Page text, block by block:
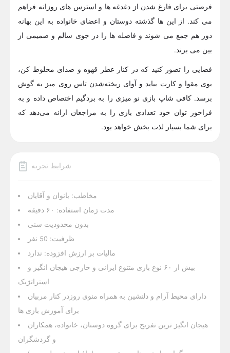
فرصتی برای فارغ شدن از دغدغه ها و استرس های روزانه فراهم
می کند. از این ها گذشته دوستان و اعضای خانواده به این بهانه
دور هم جمع می شوند و فاصله ها را در جوی سالم و صمیمی از
بین می برند.
فضایی را تصور کنید که در کنار عطر قهوه و صدای مخلوط‌ کن،
بوی مقوا و کارت بیاید و آوای ریخته‌شدن تاس روی میز به گوش
برسد. کافی شاپ بازی نو میزی را به بردگیم اختصاص داده و به
فراخور توان خود تعدادی بازی را به مراجعان ارائه می‌دهد که
برای شما بسیار لذت بخش خواهد بود.
شرایط تجربه
مخاطب: بانوان و آقایان
مدت زمان استفاده: ۶۰ دقیقه
بدون محدودیت سنی
ظرفیت: 50 نفر
مالیات بر ارزش افزوده: ندارد
بیش از ۶۰ نوع بازی متنوع ایرانی و خارجی هیجان انگیز و
استراتژیک
دارای محیط آرام و دلنشین به همراه منوی روزدر کنار مربیان
برای آموزش بازی ها
هیجان انگیز ترین تفریح برای گروه دوستان، خانواده، همکاران
و گردشگران